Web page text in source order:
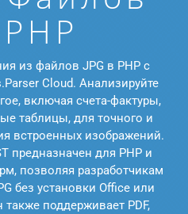
из файлов JPG в PHP с
Cloud. Анализируйте
включая счета-фактуры,
таблицы, для точного и
встроенных изображений.
предназначен для PHP и
позволяя разработчикам
без установки Office или
поддерживает PDF,